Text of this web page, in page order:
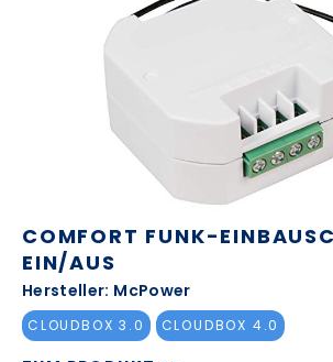
COMFORT FUNK-
EIN/AUS
Hersteller: McPower
CLOUDBOX 3.0 CLOUDBOX 4.0